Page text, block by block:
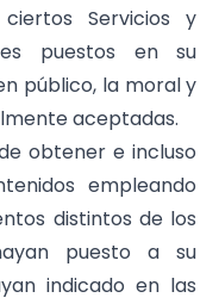
Servicios y
puestos en su
público, la moral y
aceptadas.
obtener e incluso
empleando
distintos de los
puesto a su
indicado en las